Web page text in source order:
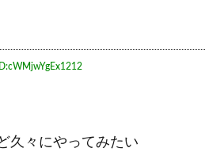
久々にやってみたい